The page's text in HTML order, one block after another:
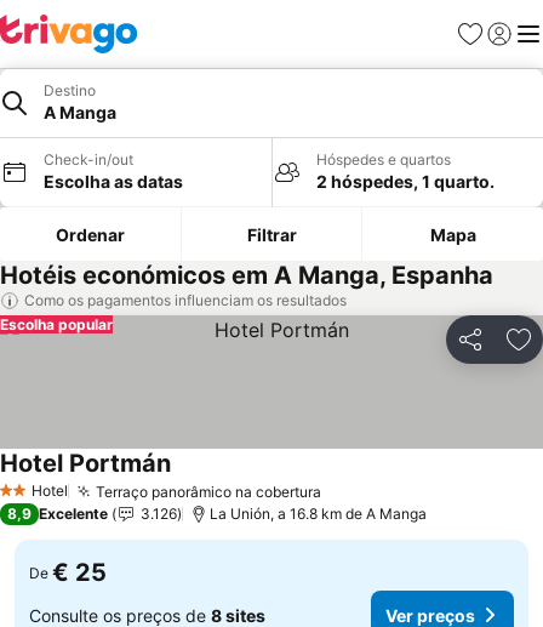
Favoritos
Iniciar
Destino
A Manga
Check-in/out
Escolha as datas
Hóspedes e quartos
2 hóspedes, 1 quarto.
Ordenar Filtrar Mapa
Hotéis económicos em A Manga, Espanha
Como os pagamentos influenciam os resultados
Partilhar
Escolha popular
2 Estrelas
Hotel Terraço panorâmico na cobertura
Hotel Portmán
8,9 Excelente 3.126 La Unión, a 16.8 km de A Manga
De € 25
Consulte os preços de 8 sites Ver preços